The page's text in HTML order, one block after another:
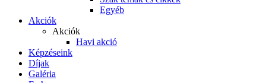
Egyéb
Akciók
Akciók
Havi akció
Képzéseink
Díjak
Galéria